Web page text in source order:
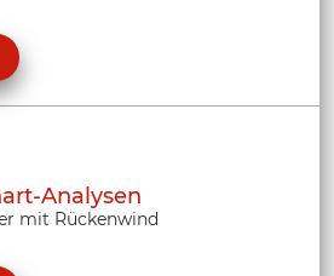
Analysen
mit Rückenwind